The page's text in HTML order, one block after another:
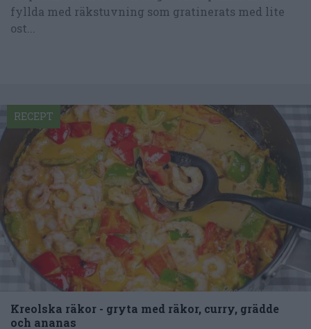
fyllda med räkstuvning som gratinerats med lite
ost...
Kreolska räkor - gryta med räkor, curry, grädde
och ananas
RECEPT